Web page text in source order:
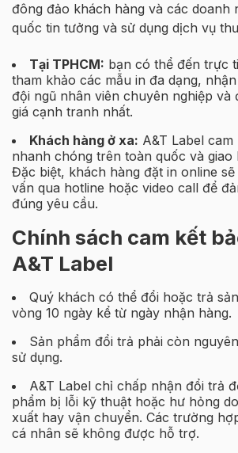
đông đảo khách hàng và các doanh
quốc tin tưởng và sử dụng dịch vụ
Tại TPHCM: bạn có thể đến trực
tham khảo các mẫu in đa dạng,
đội ngũ nhân viên chuyên nghiệp và
giá cạnh tranh nhất.
Khách hàng ở xa: A&T Label
nhanh chóng trên toàn quốc và giao
Đặc biệt, khách hàng đặt in online
vấn qua hotline hoặc video call để
đúng yêu cầu.
Chính sách cam kết
A&T Label
Quý khách có thể đổi hoặc trả
vòng 10 ngày kể từ ngày nhận hàng.
Sản phẩm đổi trả phải còn
sử dụng.
A&T Label chỉ chấp nhận đổi trả
phẩm bị lỗi kỹ thuật hoặc hư hỏng
xuất hay vận chuyển. Các trường
cá nhân sẽ không được hỗ trợ.